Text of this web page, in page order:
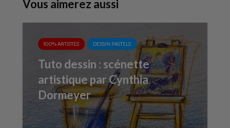
Vous aimerez aussi
100% ARTISTES DESSIN PASTELS
Tuto dessin : scénette
artistique par Cynthia
Dormeyer